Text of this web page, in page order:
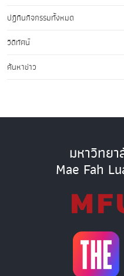
ปฏิทินกิจกรรมทั้งหมด
วิดีทัศน์
ค้นหาข่าว
มหาวิทย
Mae Fah